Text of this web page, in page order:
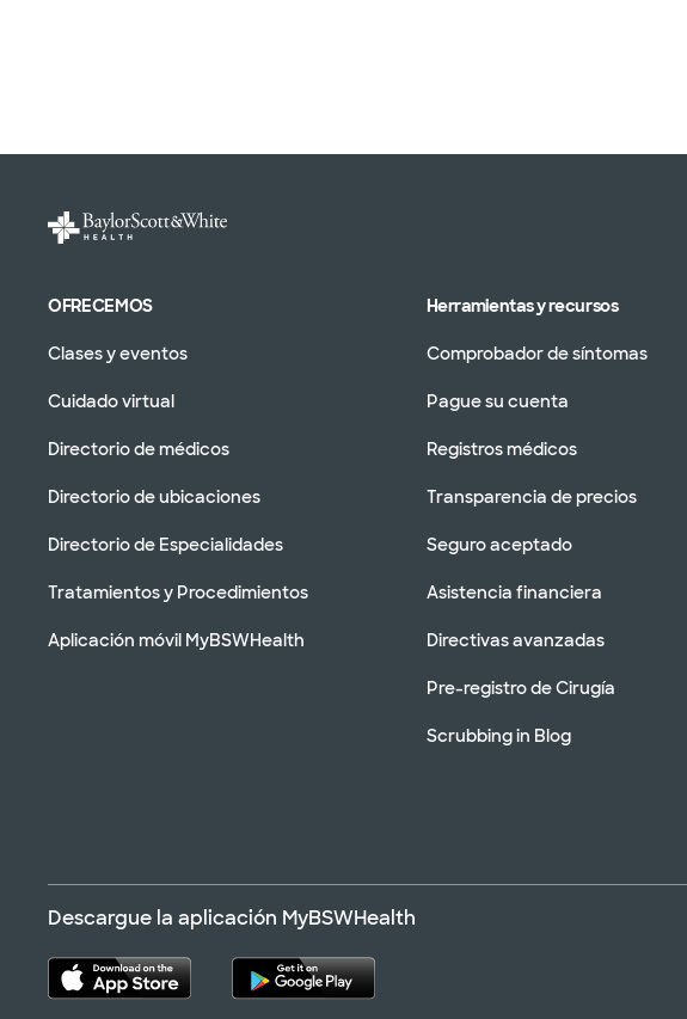
OFRECEMOS
Clases y eventos
Cuidado virtual
Directorio de médicos
Directorio de ubicaciones
Directorio de Especialidades
Tratamientos y Procedimientos
Aplicación móvil MyBSWHealth
Herramientas y recursos
Comprobador de síntomas
Pague su cuenta
Registros médicos
Transparencia de precios
Seguro aceptado
Asistencia financiera
Directivas avanzadas
Pre-registro de Cirugía
Scrubbing in Blog
Descargue la aplicación MyBSWHealth